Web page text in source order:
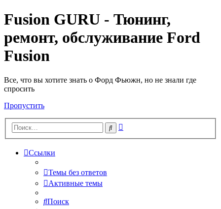
Fusion GURU - Тюнинг,
ремонт, обслуживание Ford
Fusion
Все, что вы хотите знать о Форд Фьюжн, но не знали где
спросить
Пропустить
Поиск
Ссылки
Темы без ответов
Активные темы
Поиск